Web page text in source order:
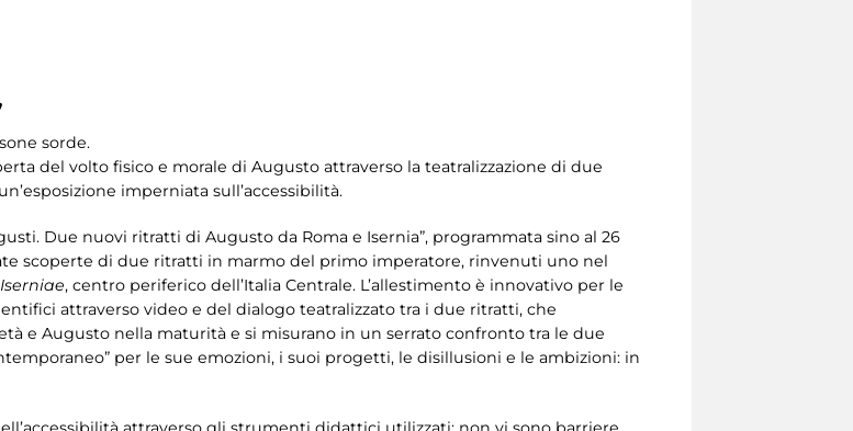
sorde.
del volto fisico e morale di Augusto attraverso la teatralizzazione di due
imperniata sull’accessibilità.
Due nuovi ritratti di Augusto da Roma e Isernia”, programmata sino al 26
scoperte di due ritratti in marmo del primo imperatore, rinvenuti uno nel
Iserniae, centro periferico dell’Italia Centrale. L’allestimento è innovativo per le
attraverso video e del dialogo teatralizzato tra i due ritratti, che
e Augusto nella maturità e si misurano in un serrato confronto tra le due
per le sue emozioni, i suoi progetti, le disillusioni e le ambizioni: in